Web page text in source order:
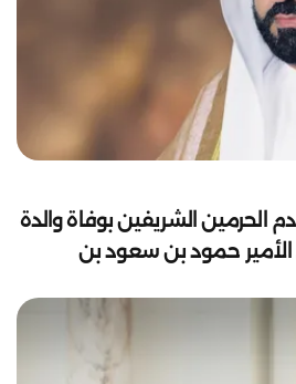
الحرمين الشريفين بوفاة والدة
حمود بن سعود بن